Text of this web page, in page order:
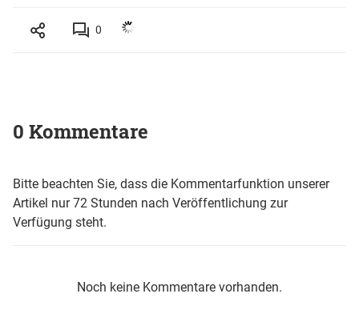
0
0 Kommentare
Bitte beachten Sie, dass die Kommentarfunktion unserer
Artikel nur 72 Stunden nach Veröffentlichung zur
Verfügung steht.
Noch keine Kommentare vorhanden.